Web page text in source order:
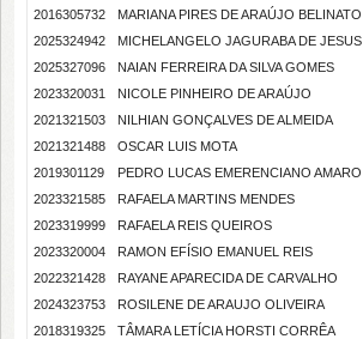
2016305732
MARIANA PIRES DE ARAÚJO BELINATO
2025324942
MICHELANGELO JAGURABA DE JESUS
2025327096
NAIAN FERREIRA DA SILVA GOMES
2023320031
NICOLE PINHEIRO DE ARAÚJO
2021321503
NILHIAN GONÇALVES DE ALMEIDA
2021321488
OSCAR LUIS MOTA
2019301129
PEDRO LUCAS EMERENCIANO AMARO
2023321585
RAFAELA MARTINS MENDES
2023319999
RAFAELA REIS QUEIROS
2023320004
RAMON EFÍSIO EMANUEL REIS
2022321428
RAYANE APARECIDA DE CARVALHO
2024323753
ROSILENE DE ARAUJO OLIVEIRA
2018319325
TÂMARA LETÍCIA HORSTI CORRÊA